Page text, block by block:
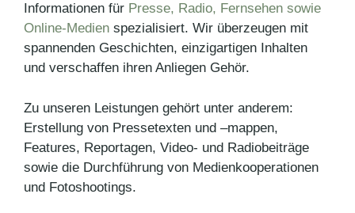
Informationen für Presse, Radio, Fernsehen sowie
Online-Medien spezialisiert. Wir überzeugen mit
spannenden Geschichten, einzigartigen Inhalten
und verschaffen ihren Anliegen Gehör.
Zu unseren Leistungen gehört unter anderem:
Erstellung von Pressetexten und –mappen,
Features, Reportagen, Video- und Radiobeiträge
sowie die Durchführung von Medienkooperationen
und Fotoshootings.